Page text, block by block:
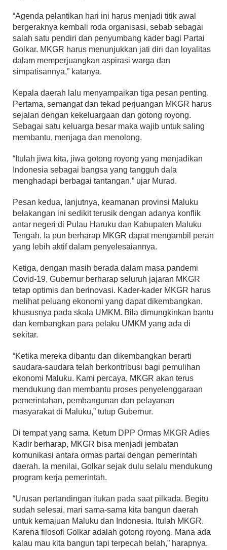
“Agenda pelantikan hari ini harus menjadi titik awal
bergeraknya kembali roda organisasi, sebab sebagai
salah satu pendiri dan penyumbang kader bagi Partai
Golkar. MKGR harus menunjukkan jati diri dan loyalitas
dalam memperjuangkan aspirasi warga dan
simpatisannya,” katanya.
Kepala daerah lalu menyampaikan tiga pesan penting.
Pertama, semangat dan tekad perjuangan MKGR harus
sejalan dengan kekeluargaan dan gotong royong.
Sebagai satu keluarga besar maka wajib untuk saling
membantu, menjaga dan menolong.
“Itulah jiwa kita, jiwa gotong royong yang menjadikan
Indonesia sebagai bangsa yang tangguh dala
menghadapi berbagai tantangan,” ujar Murad.
Pesan kedua, lanjutnya, keamanan provinsi Maluku
belakangan ini sedikit terusik dengan adanya konflik
antar negeri di Pulau Haruku dan Kabupaten Maluku
Tengah. Ia pun berharap MKGR dapat mengambil peran
yang lebih aktif dalam penyelesaiannya.
Ketiga, dengan masih berada dalam masa pandemi
Covid-19, Gubernur berharap seluruh jajaran MKGR
tetap optimis dan berinovasi. Kader-kader MKGR harus
melihat peluang ekonomi yang dapat dikembangkan,
khususnya pada skala UMKM. Bila dimungkinkan bantu
dan kembangkan para pelaku UMKM yang ada di
sekitar.
“Ketika mereka dibantu dan dikembangkan berarti
saudara-saudara telah berkontribusi bagi pemulihan
ekonomi Maluku. Kami percaya, MKGR akan terus
mendukung dan membantu proses penyelenggaraan
pemerintahan, pembangunan dan pelayanan
masyarakat di Maluku,” tutup Gubernur.
Di tempat yang sama, Ketum DPP Ormas MKGR Adies
Kadir berharap, MKGR bisa menjadi jembatan
komunikasi antara ormas partai dengan pemerintah
daerah. Ia menilai, Golkar sejak dulu selalu mendukung
program kerja pemerintah.
“Urusan pertandingan itukan pada saat pilkada. Begitu
sudah selesai, mari sama-sama kita bangun daerah
untuk kemajuan Maluku dan Indonesia. Itulah MKGR.
Karena filosofi Golkar adalah gotong royong. Mana ada
kalau mau kita bangun tapi terpecah belah,” harapnya.